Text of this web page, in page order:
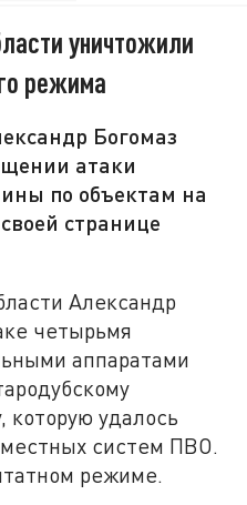
уничтожили
режима
Богомаз
атаки
по объектам на
странице
Александр
четырьмя
аппаратами
которую удалось
систем ПВО.
режиме.